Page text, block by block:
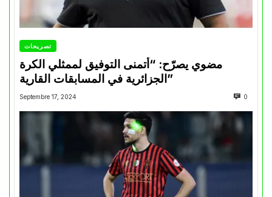
تصريحات
مضوي يصرّح: “أتمنى التوفيق لممثلي الكرة
الجزائرية في المسابقات القارية”
Septembre 17, 2024 0